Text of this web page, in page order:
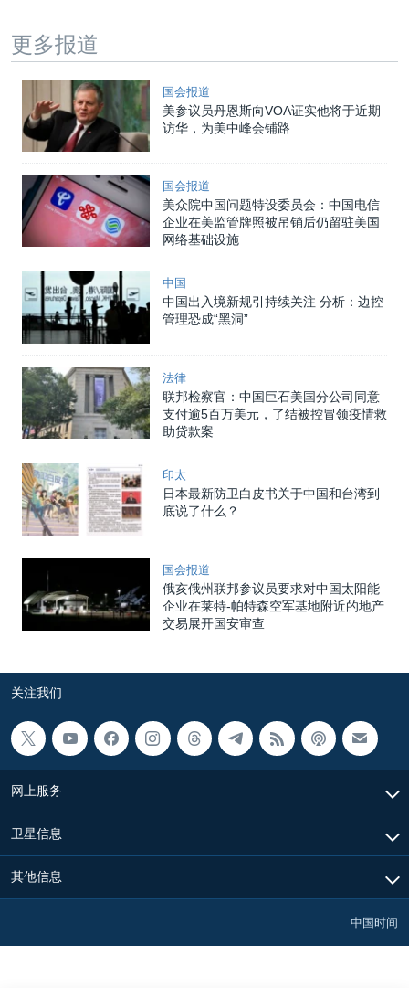
更多报道
国会报道
美参议员丹恩斯向VOA证实他将于近期
访华，为美中峰会铺路
国会报道
美众院中国问题特设委员会：中国电信
企业在美监管牌照被吊销后仍留驻美国
网络基础设施
中国
中国出入境新规引持续关注 分析：边控
管理恐成“黑洞”
法律
联邦检察官：中国巨石美国分公司同意
支付逾5百万美元，了结被控冒领疫情救
助贷款案
印太
日本最新防卫白皮书关于中国和台湾到
底说了什么？
国会报道
俄亥俄州联邦参议员要求对中国太阳能
企业在莱特-帕特森空军基地附近的地产
交易展开国安审查
关注我们
网上服务
卫星信息
其他信息
中国时间